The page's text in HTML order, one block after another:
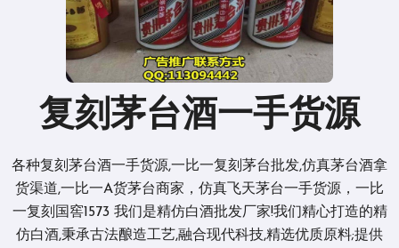
复刻茅台酒一手货源
各种复刻茅台酒一手货源,一比一复刻茅台批发,仿真茅台酒拿
货渠道,一比一A货茅台商家，仿真飞天茅台一手货源，一比
一复刻国窖1573 我们是精仿白酒批发厂家!我们精心打造的精
仿白酒,秉承古法酿造工艺,融合现代科技,精选优质原料;提供